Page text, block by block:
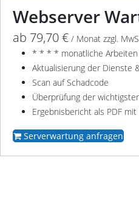
Webserver
ab 79,70 € / Monat zzgl.
* * * * monatliche
Aktualisierung der Dienste
Scan auf Schadcode
Überprüfung der
Ergebnisbericht als PDF
Serverwartung anfragen